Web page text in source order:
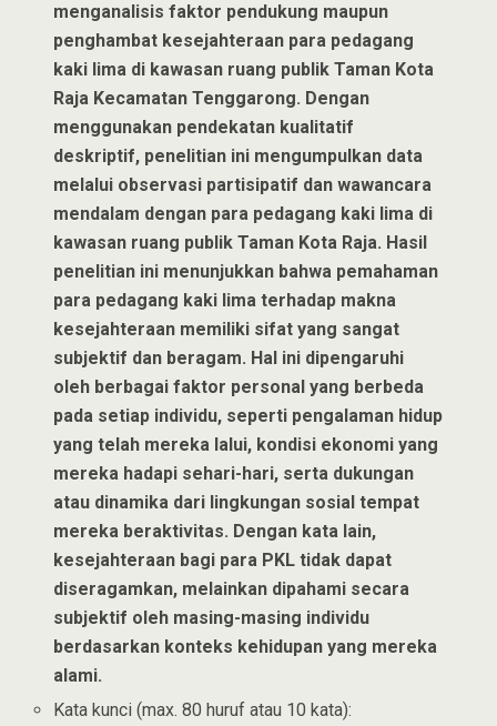
menganalisis faktor pendukung maupun
penghambat kesejahteraan para pedagang
kaki lima di kawasan ruang publik Taman Kota
Raja Kecamatan Tenggarong. Dengan
menggunakan pendekatan kualitatif
deskriptif, penelitian ini mengumpulkan data
melalui observasi partisipatif dan wawancara
mendalam dengan para pedagang kaki lima di
kawasan ruang publik Taman Kota Raja. Hasil
penelitian ini menunjukkan bahwa pemahaman
para pedagang kaki lima terhadap makna
kesejahteraan memiliki sifat yang sangat
subjektif dan beragam. Hal ini dipengaruhi
oleh berbagai faktor personal yang berbeda
pada setiap individu, seperti pengalaman hidup
yang telah mereka lalui, kondisi ekonomi yang
mereka hadapi sehari-hari, serta dukungan
atau dinamika dari lingkungan sosial tempat
mereka beraktivitas. Dengan kata lain,
kesejahteraan bagi para PKL tidak dapat
diseragamkan, melainkan dipahami secara
subjektif oleh masing-masing individu
berdasarkan konteks kehidupan yang mereka
alami.
Kata kunci (max. 80 huruf atau 10 kata):